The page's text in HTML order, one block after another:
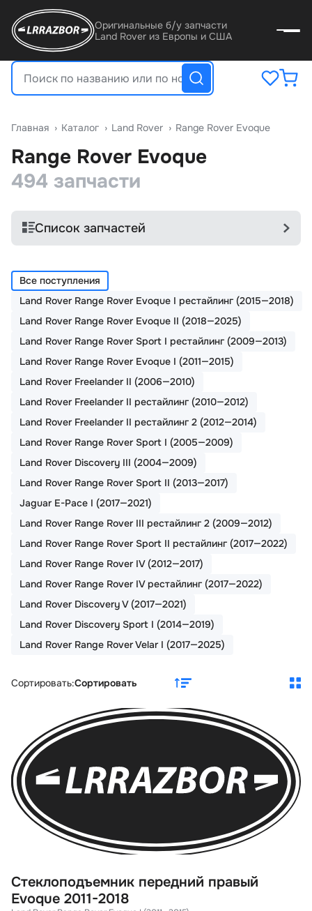
Оригинальные б/у запчасти
Land Rover из Европы и США
Главная › Катало › Land Rover › Range Rover Evoque
Range Rover Evoque
494 запчасти
Список запчастей
Все поступления
Land Rover Range Rover Evoque I рестайлинг (2015—2018)
Land Rover Range Rover Evoque II (2018—2025)
Land Rover Range Rover Sport I рестайлинг (2009—2013)
Land Rover Range Rover Evoque I (2011—2015)
Land Rover Freelander II (2006—2010)
Land Rover Freelander II рестайлинг (2010—2012)
Land Rover Freelander II рестайлинг 2 (2012—2014)
Land Rover Range Rover Sport I (2005—2009)
Land Rover Discovery III (2004—2009)
Land Rover Range Rover Sport II (2013—2017)
Jaguar E-Pace I (2017—2021)
Land Rover Range Rover III рестайлинг 2 (2009—2012)
Land Rover Range Rover Sport II рестайлинг (2017—2022)
Land Rover Range Rover IV (2012—2017)
Land Rover Range Rover IV рестайлинг (2017—2022)
Land Rover Discovery V (2017—2021)
Land Rover Discovery Sport I (2014—2019)
Land Rover Range Rover Velar I (2017—2025)
Сортировать:Сортировать
Стеклоподъемник передний правый
Evoque 2011-2018